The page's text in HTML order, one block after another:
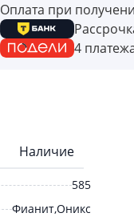
Оплата при
4
Наличие
585
Фианит,Оникс